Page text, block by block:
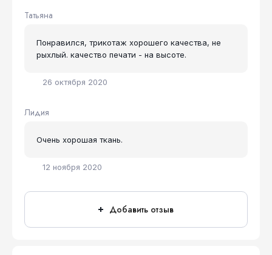
Татьяна
26 октября 2020
Понравился, трикотаж хорошего качества, не
рыхлый. качество печати - на высоте.
Лидия
12 ноября 2020
Очень хорошая ткань.
Добавить отзыв